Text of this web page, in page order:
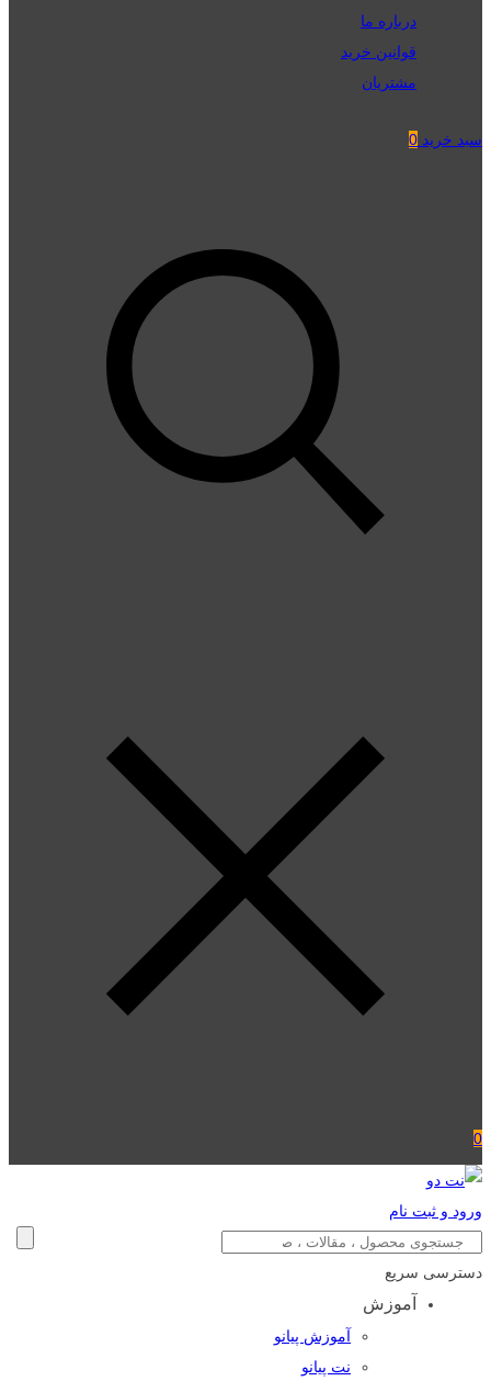
درباره ما
قوانین خرید
مشتریان
سبد خرید 0
0
ورود و ثبت نام
دسترسی سریع
آموزش
آموزش پیانو
نت پیانو